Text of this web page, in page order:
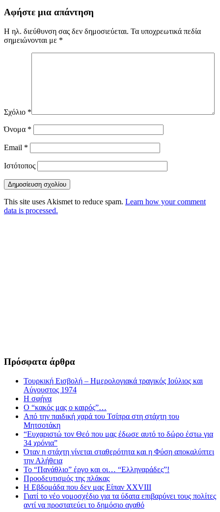
Αφήστε μια απάντηση
Η ηλ. διεύθυνση σας δεν δημοσιεύεται. Τα υποχρεωτικά πεδία
σημειώνονται με *
Σχόλιο *
Όνομα *
Email *
Ιστότοπος
This site uses Akismet to reduce spam. Learn how your comment
data is processed.
Πρόσφατα άρθρα
Τουρκική Εισβολή – Ημερολογιακά τραγικός Ιούλιος και
Αύγουστος 1974
Η σφήνα
Ο “κακός μας ο καιρός”…
Από την παιδική χαρά του Τσίπρα στη στάχτη του
Μητσοτάκη
“Ευχαριστώ τον Θεό που μας έδωσε αυτό το δώρο έστω για
34 χρόνια”
Όταν η στάχτη γίνεται σταθερότητα και η Φύση αποκαλύπτει
την Αλήθεια
Το “Πανάθλιο” έργο και οι… “Ελληναράδες”!
Προοδευτισμός της πλάκας
Η Εβδομάδα που δεν μας Είπαν XXVIII
Γιατί το νέο νομοσχέδιο για τα ύδατα επιβαρύνει τους πολίτες
αντί να προστατεύει το δημόσιο αγαθό